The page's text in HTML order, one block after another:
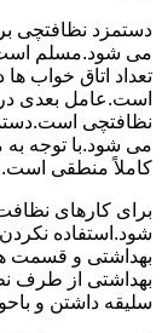
دستمزد نظافتچی
می شود.مسلم است
تعداد اتاق خواب
است.عامل بعدی
نظافتچی
می شود.با توجه
کاملاً منطقی است.
برای کارهای
شود.استفاده
بهداشتی و قسمت
بهداشتی از طرف
سلیقه داشتن و